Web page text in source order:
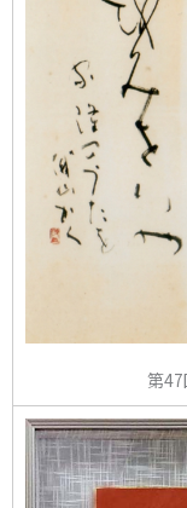
第47